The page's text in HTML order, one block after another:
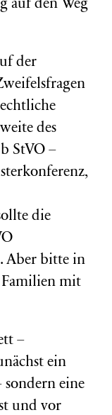
auf den Weg
der
des
StVO –
die
Aber bitte in
mit
–
ein
sondern eine
und vor